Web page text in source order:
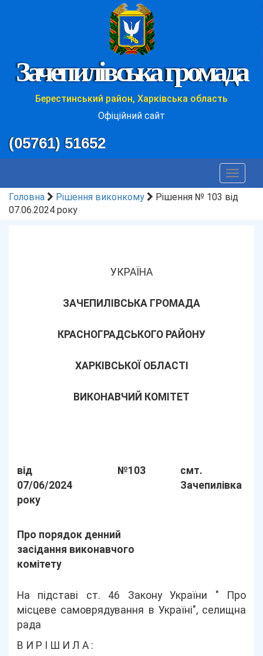
Зачепилівська громада
Берестинський район, Харківська область
Офіційний сайт
(05761) 51652
Toggle
Головна
Рішення виконкому
Рішення № 103 від
07.06.2024 року
УКРАЇНА
ЗАЧЕПИЛІВСЬКА ГРОМАДА
КРАСНОГРАДСЬКОГО РАЙОНУ
ХАРКІВСЬКОЇ ОБЛАСТІ
ВИКОНАВЧИЙ КОМІТЕТ
від
07/06/2024
року
№103
смт.
Зачепилівка
Про порядок денний
засідання виконавчого
комітету
На підставі ст. 46 Закону України " Про
місцеве самоврядування в Україні", селищна
рада
В И Р І Ш И Л А :